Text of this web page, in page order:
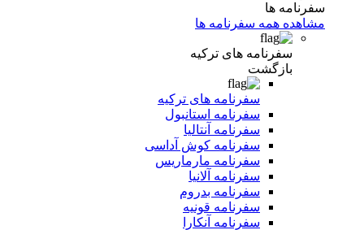
سفرنامه ها
مشاهده همه سفرنامه ها
سفرنامه های ترکیه
بازگشت
سفرنامه های ترکیه
سفرنامه استانبول
سفرنامه آنتالیا
سفرنامه کوش آداسی
سفرنامه مارماریس
سفرنامه آلانیا
سفرنامه بدروم
سفرنامه قونیه
سفرنامه آنکارا